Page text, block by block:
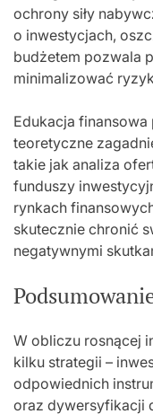
ochrony siły
o inwestycjach,
budżetem pozwala
minimalizować
Edukacja
teoretyczne
takie jak analiza
funduszy
rynkach
skutecznie chronić
negatywnymi
W obliczu rosnącej
kilku strategii –
odpowiednich
oraz dywersyfikacji